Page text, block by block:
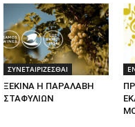
ΣΥΝΕΤΑΙΡΙΖΕΣΘΑΙ
ΞΕΚΙΝΑ Η ΠΑΡΑΛΑΒΗ
ΣΤΑΦΥΛΙΩΝ